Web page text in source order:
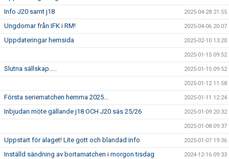
Info J20 samt j18 2025-04-28 21:55
Ungdomar från IFK i RM! 2025-04-06 20:07
Uppdateringar hemsida 2025-02-10 13:20
2025-01-15 09:52
Slutna sällskap..... 2025-01-15 09:52
2025-01-12 11:58
Första seriematchen hemma 2025... 2025-01-11 12:24
Inbjudan möte gällande j18 OCH J20 säs 25/26 2025-01-09 20:32
2025-01-08 09:37
Uppstart för alaget! Lite gott och blandad info 2025-01-07 19:36
Inställd sändning av bortamatchen i morgon tisdag 2024-12-16 09:33